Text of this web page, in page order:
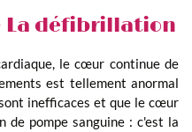
La défibrillation
le cœur continue de
est tellement anormal
inefficaces et que le cœur
de pompe sanguine : c'est la